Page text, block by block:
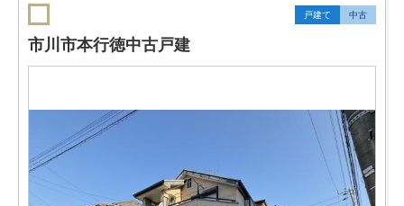
戸建て 中古
市川市本行徳中古戸建